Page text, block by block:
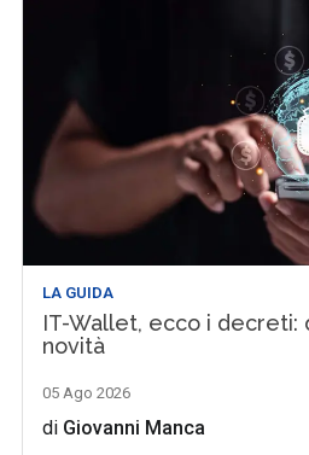
LA GUIDA
IT-Wallet, ecco i decreti:
novità
05 Ago 2026
di Giovanni Manca